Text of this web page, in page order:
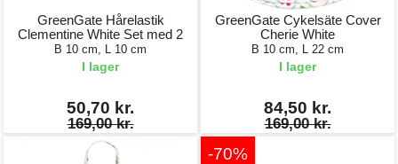
GreenGate Hårelastik
Clementine White Set med 2
B 10 cm, L 10 cm
I lager
50,70 kr.
169,00 kr.
GreenGate Cykelsäte Cover
Cherie White
B 10 cm, L 22 cm
I lager
84,50 kr.
169,00 kr.
-70%